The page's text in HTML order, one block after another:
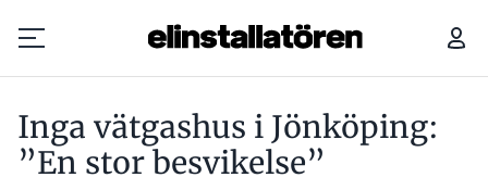
Prenumerera
Inga vätgashus i Jönköping:
”En stor besvikelse”
”DET SVENSKA ELSYSTEMET FUNGERAR MYCKET BRA”